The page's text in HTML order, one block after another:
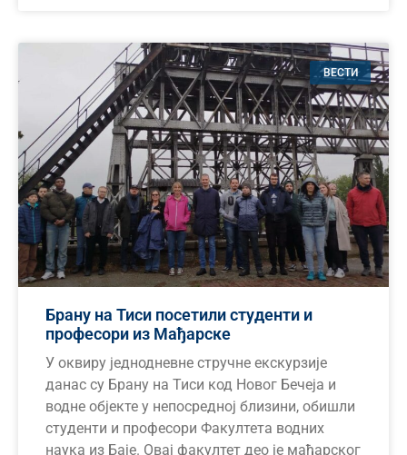
ВЕСТИ
Брану на Тиси посетили студенти и
професори из Мађарске
У оквиру једнодневне стручне екскурзије
данас су Брану на Тиси код Новог Бечеја и
водне објекте у непосредној близини, обишли
студенти и професори Факултета водних
наука из Баје. Овај факултет део је мађарског